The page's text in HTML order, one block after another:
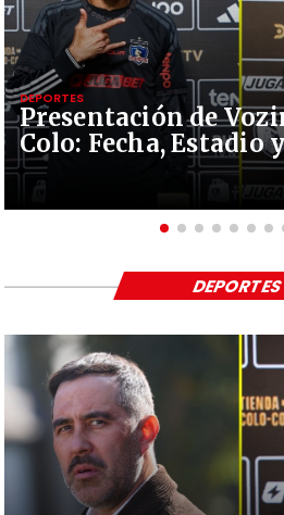
Presentación de
Colo: Fecha, Estadio
DEPORTES
DEPORTES